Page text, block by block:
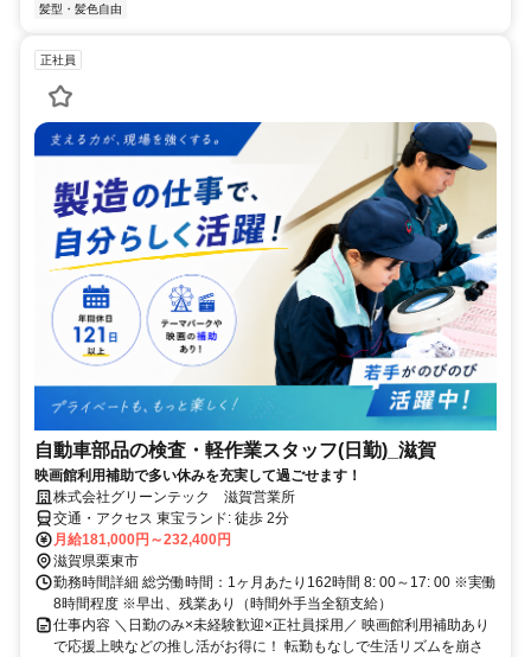
髪型・髪色自由
正社員
自動車部品の検査・軽作業スタッフ(日勤)_滋賀
映画館利用補助で多い休みを充実して過ごせます！
株式会社グリーンテック 滋賀営業所
交通・アクセス 東宝ランド: 徒歩 2分
月給181,000円～232,400円
滋賀県栗東市
勤務時間詳細 総労働時間：1ヶ月あたり162時間 8: 00～17: 00 ※実働
8時間程度 ※早出、残業あり（時間外手当全額支給）
仕事内容 ＼日勤のみ×未経験歓迎×正社員採用／ 映画館利用補助あり
で応援上映などの推し活がお得に！ 転勤もなしで生活リズムを崩さ